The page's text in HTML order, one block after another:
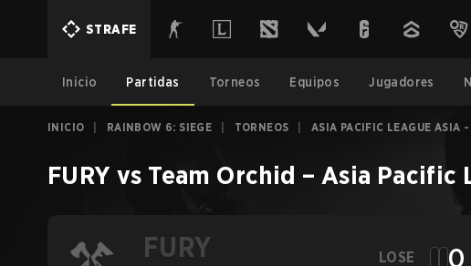
STRAFE
Inicio Partidas Torneos Equipos Jugadores
INICIO RAINBOW 6: SIEGE TORNEOS ASIA PACIFIC LEAGUE ASIA -
FURY vs Team Orchid – Asia Pacific
FURY LOSE 0